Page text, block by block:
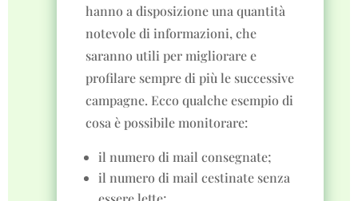
hanno a disposizione una quantità
notevole di informazioni, che
saranno utili per migliorare e
profilare sempre di più le successive
campagne. Ecco qualche esempio di
cosa è possibile monitorare:
il numero di mail consegnate;
il numero di mail cestinate senza